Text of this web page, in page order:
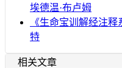
埃德温·布卢姆
《生命宝训解经注
特
相关文章